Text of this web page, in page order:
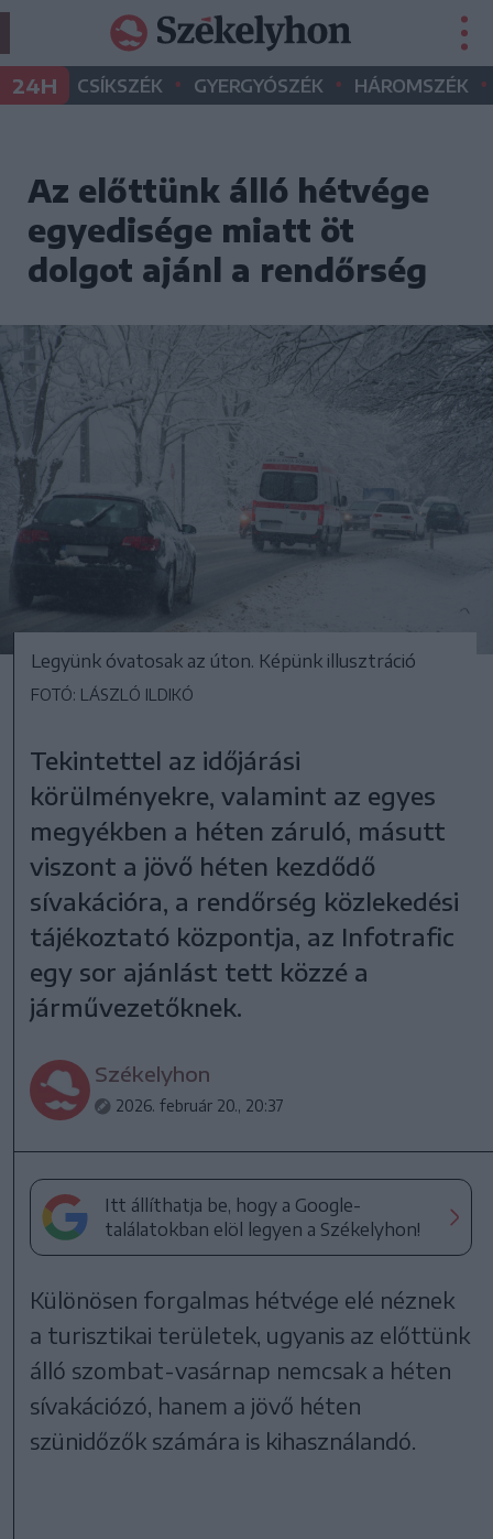
24H CSÍKSZÉK • GYERGYÓSZÉK • HÁROMSZÉK •
Az előttünk álló hétvége
egyedisége miatt öt
dolgot ajánl a rendőrség
Legyünk óvatosak az úton. Képünk illusztráció
FOTÓ: LÁSZLÓ ILDIKÓ
Tekintettel az időjárási
körülményekre, valamint az egyes
megyékben a héten záruló, másutt
viszont a jövő héten kezdődő
sívakációra, a rendőrség közlekedési
tájékoztató központja, az Infotrafic
egy sor ajánlást tett közzé a
járművezetőknek.
Székelyhon
2026. február 20., 20:37
Itt állíthatja be, hogy a Google-
találatokban elöl legyen a Székelyhon!
Különösen forgalmas hétvége elé néznek
a turisztikai területek, ugyanis az előttünk
álló szombat-vasárnap nemcsak a héten
sívakációzó, hanem a jövő héten
szünidőzők számára is kihasználandó.